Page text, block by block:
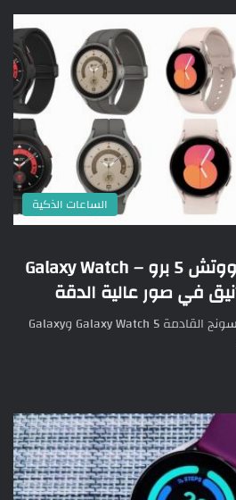
الساعات الذكية
سامسونج جالكسي ووتش 5 برو – Galaxy Watch
نظرة أوضح على ساعات سامسونج القادمة Galaxy Watch 5 وGalaxy